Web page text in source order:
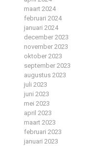
maart 2024
februari 2024
januari 2024
december 2023
november 2023
oktober 2023
september 2023
augustus 2023
juli 2023
juni 2023
mei 2023
april 2023
maart 2023
februari 2023
januari 2023